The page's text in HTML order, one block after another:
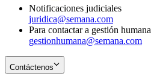
Notificaciones judiciales
juridica@semana.com
Para contactar a gestión humana
gestionhumana@semana.com
Contáctenos